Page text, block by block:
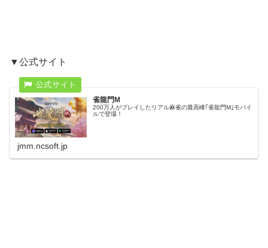
▼公式サイト
雀龍門M
200万人がプレイしたリアル麻雀の最高峰｢雀龍門M｣モバイ
ルで登場！
jmm.ncsoft.jp